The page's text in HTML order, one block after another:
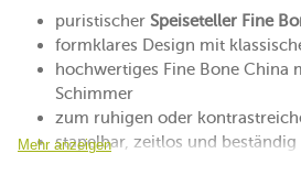
puristischer Speiseteller Fine
formklares Design mit
hochwertiges Fine Bone China
Schimmer
zum ruhigen oder
stapelbar, zeitlos und beständig
Mehr anzeigen